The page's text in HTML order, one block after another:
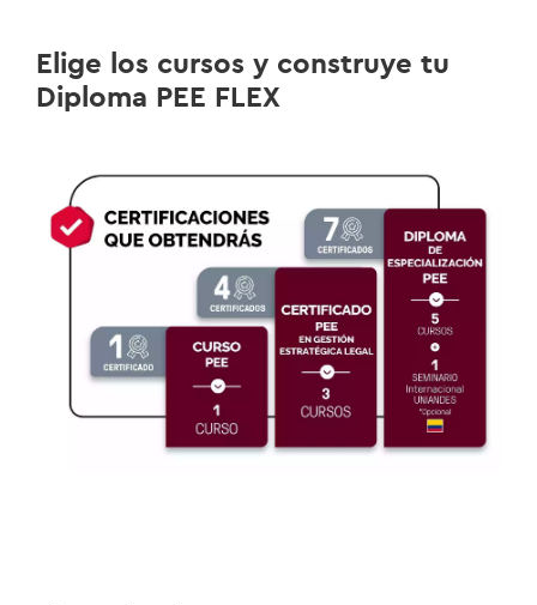
Elige los cursos y construye tu
Diploma PEE FLEX